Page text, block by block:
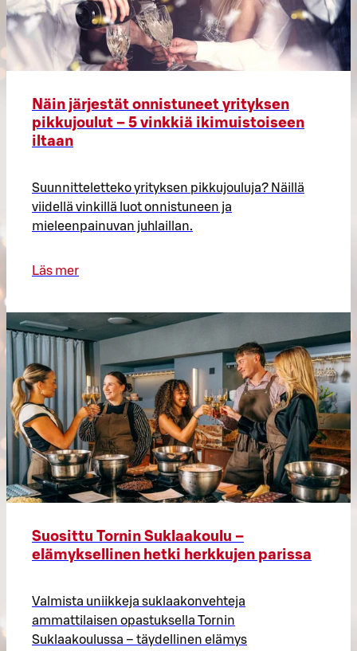
Näin järjestät onnistuneet yrityksen
pikkujoulut – 5 vinkkiä ikimuistoiseen
iltaan
Suunnitteletteko yrityksen pikkujouluja? Näillä
viidellä vinkillä luot onnistuneen ja
mieleenpainuvan juhlaillan.
Läs mer
Suosittu Tornin Suklaakoulu –
elämyksellinen hetki herkkujen parissa
Valmista uniikkeja suklaakonvehteja
ammattilaisen opastuksella Tornin
Suklaakoulussa – täydellinen elämys